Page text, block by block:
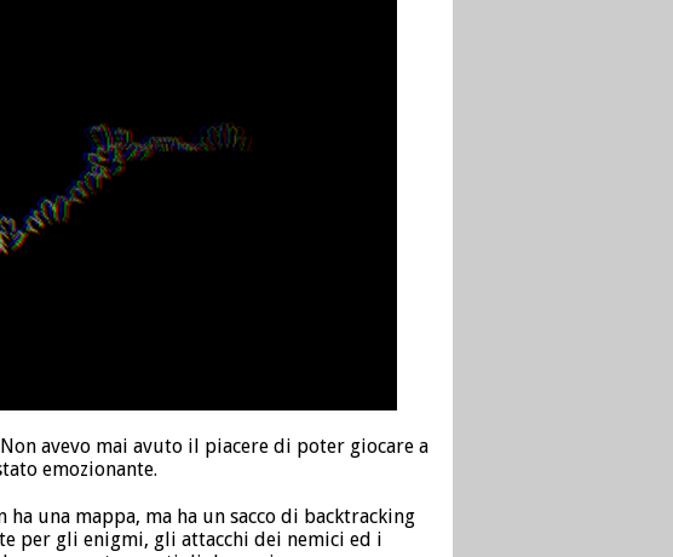
avevo mai avuto il piacere di poter giocare a
emozionante.
una mappa, ma ha un sacco di backtracking
per gli enigmi, gli attacchi dei nemici ed i